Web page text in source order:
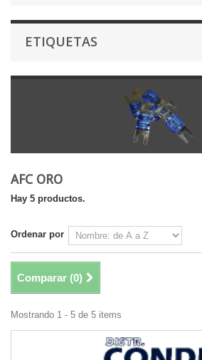
ETIQUETAS
AFC ORO
Hay 5 productos.
Ordenar por
Comparar (0)
Mostrando 1 - 5 de 5 items